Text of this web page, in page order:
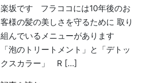
楽坂です フラココには10年後のお
客様の髪の美しさを守るために 取り
組んでいるメニューがあります
「泡のトリートメント」と「デトッ
クスカラー」 R […]